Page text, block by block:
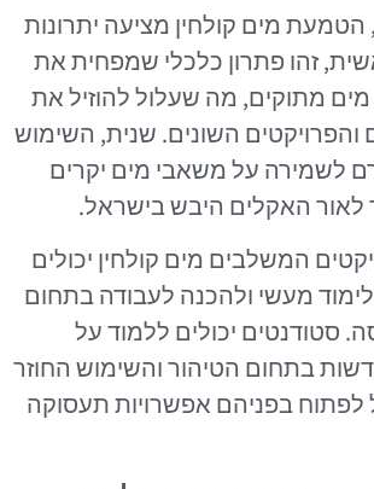
הטמעת מים קולחין מציעה יתרונות
זהו פתרון כלכלי שמפחית את
מתוקים, מה שעלול להוזיל את
והפרויקטים השונים. שנית, השימוש
לשמירה על משאבי מים יקרים
לאור האקלים היבש בישראל.
המשלבים מים קולחין יכולים
מעשי ולהכנה לעבודה בתחום
סטודנטים יכולים ללמוד על
בתחום הטיהור והשימוש החוזר
לפתוח בפניהם אפשרויות תעסוקה